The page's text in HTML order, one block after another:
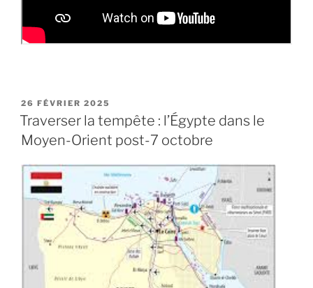
PUBLIÉ
LE
26 FÉVRIER 2025
Traverser la tempête : l’Égypte dans le
Moyen-Orient post-7 octobre